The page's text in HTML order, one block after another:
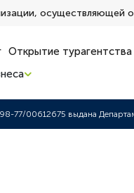
осуществляющей
Открытие турагентства
77/00612675 выдана